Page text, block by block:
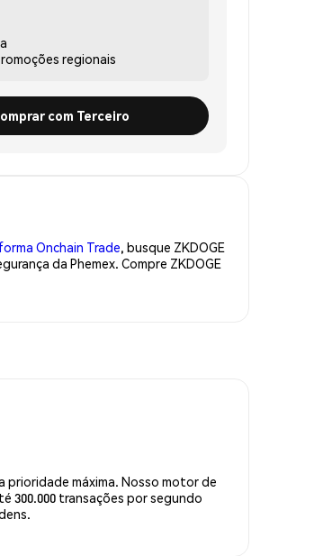
regionais
com Terceiro
Onchain Trade, busque ZKDOGE
da Phemex. Compre ZKDOGE
prioridade máxima. Nosso motor de
300.000 transações por segundo